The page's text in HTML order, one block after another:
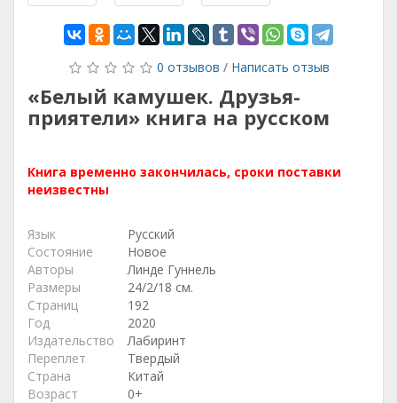
0 отзывов / Написать отзыв
«Белый камушек. Друзья-
приятели» книга на русском
Книга временно закончилась, сроки поставки
неизвестны
Язык
Русский
Состояние
Новое
Авторы
Линде Гуннель
Размеры
24/2/18 см.
Страниц
192
Год
2020
Издательство
Лабиринт
Переплет
Твердый
Страна
Китай
Возраст
0+